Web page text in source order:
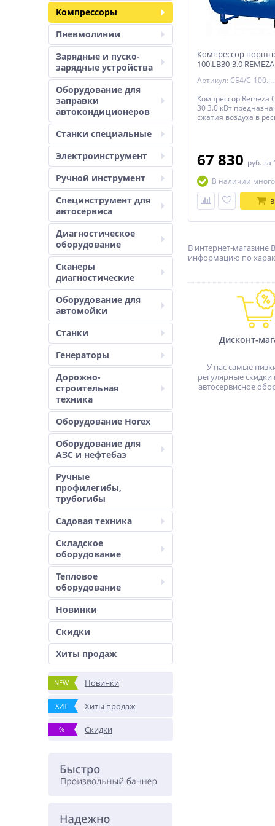
Компрессоры
Пневмолинии
Зарядные и пуско-
зарядные устройства
Оборудование для
заправки
автокондиционеров
Станки специальные
Электроинструмент
Ручной инструмент
Специнструмент для
автосервиса
Диагностическое
оборудование
Сканеры
диагностические
Оборудование для
автомойки
Станки
Генераторы
Дорожно-
строительная
техника
Оборудование Horex
Оборудование для
АЗС и нефтебаз
Ручные
профилегибы,
трубогибы
Садовая техника
Складское
оборудование
Тепловое
оборудование
Новинки
Скидки
Хиты продаж
NEW Новинки
ХИТ Хиты продаж
% Скидки
Компрессор
100.LB30-3.0 REMEZA
Артикул: СБ4/С-100.LB30-3.0
Компрессор Remeza
30 3.0 кВт
сжатия воздуха в
67 830 руб. за
В наличии много
В интернет-магазине
информацию по
Дисконт-
У нас самые
регулярные скидки
автосервисное